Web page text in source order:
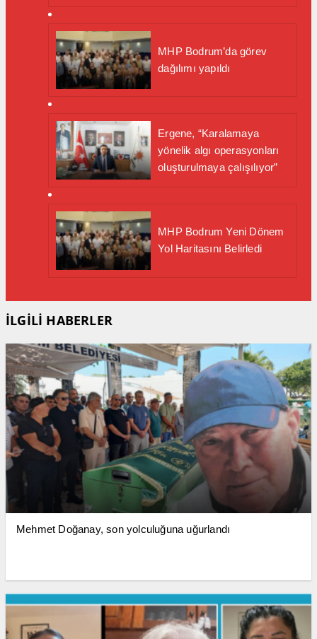
MHP Bodrum’da görev
dağılımı yapıldı
Ergene, “Karalamaya
yönelik algı operasyonları
oluşturulmaya çalışılıyor”
MHP Bodrum Yeni Dönem
Yol Haritasını Belirledi
İLGİLİ HABERLER
Mehmet Doğanay, son yolculuğuna uğurlandı